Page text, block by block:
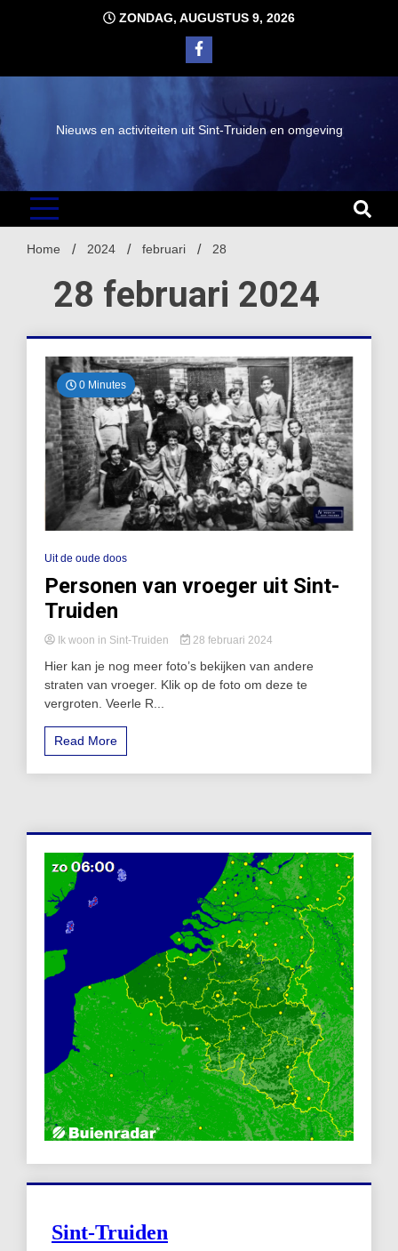
ZONDAG, AUGUSTUS 9, 2026
Nieuws en activiteiten uit Sint-Truiden en omgeving
Home 2024 februari 28
28 februari 2024
0 Minutes
Uit de oude doos
Personen van vroeger uit Sint-
Truiden
Ik woon in Sint-Truiden 28 februari 2024
Hier kan je nog meer foto’s bekijken van andere
straten van vroeger. Klik op de foto om deze te
vergroten. Veerle R...
Read More